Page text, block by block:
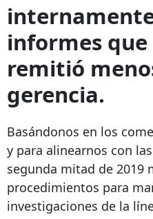
informes que
remitió
gerencia.
Basándonos en los
y para alinearnos con
segunda mitad de 2019
procedimientos para
investigaciones de la